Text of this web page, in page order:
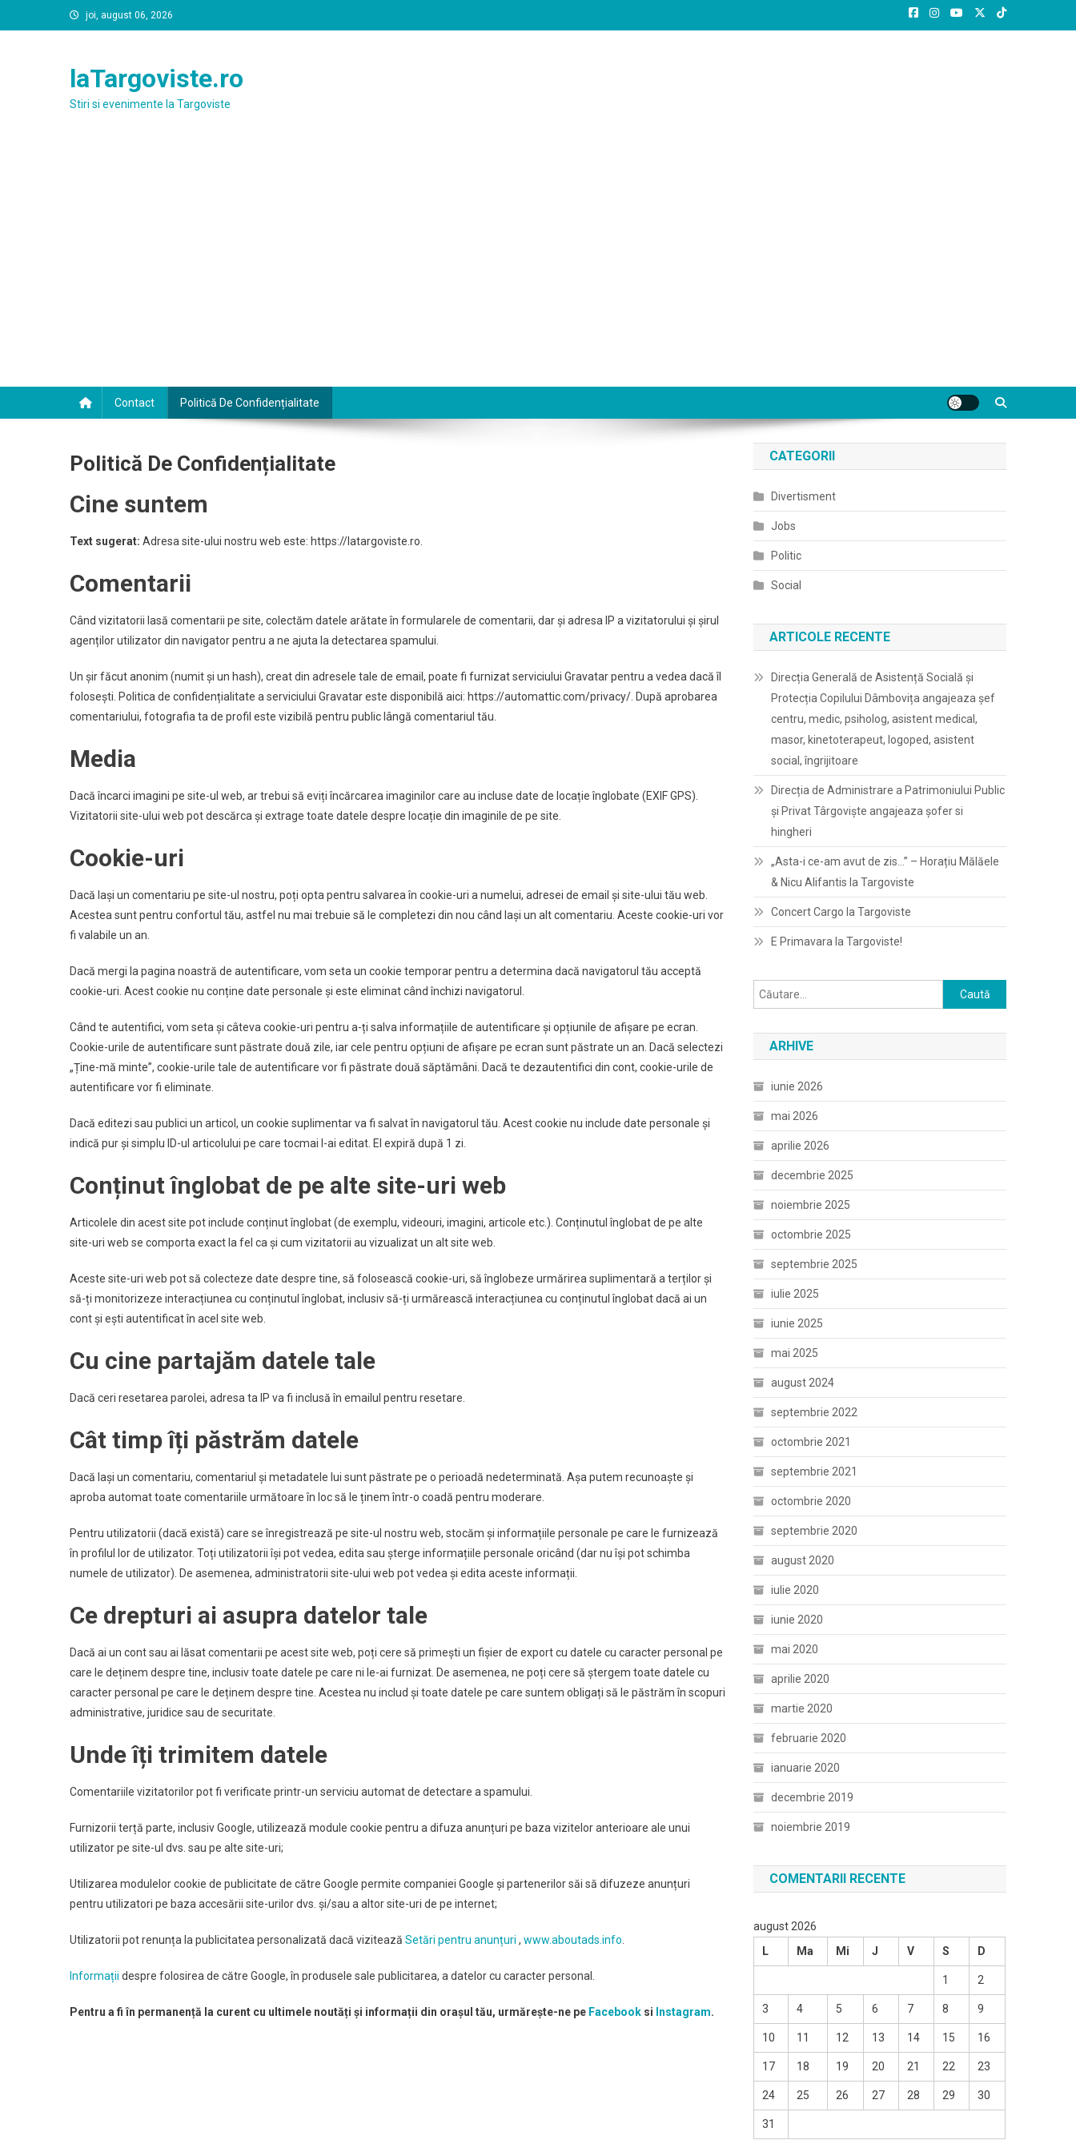
to
joi, august 06, 2026
laTargoviste.ro
Stiri si evenimente la Targoviste
Contact Politică De Confidențialitate
Politică De Confidențialitate
Cine suntem
Text sugerat: Adresa site-ului nostru web este: https://latargoviste.ro.
Comentarii
Când vizitatorii lasă comentarii pe site, colectăm datele arătate în formularele de comentarii, dar și adresa IP a vizitatorului și șirul
agenților utilizator din navigator pentru a ne ajuta la detectarea spamului.
Un șir făcut anonim (numit și un hash), creat din adresele tale de email, poate fi furnizat serviciului Gravatar pentru a vedea dacă îl
folosești. Politica de confidențialitate a serviciului Gravatar este disponibilă aici: https://automattic.com/privacy/. După aprobarea
comentariului, fotografia ta de profil este vizibilă pentru public lângă comentariul tău.
Media
Dacă încarci imagini pe site-ul web, ar trebui să eviți încărcarea imaginilor care au incluse date de locație înglobate (EXIF GPS).
Vizitatorii site-ului web pot descărca și extrage toate datele despre locație din imaginile de pe site.
Cookie-uri
Dacă lași un comentariu pe site-ul nostru, poți opta pentru salvarea în cookie-uri a numelui, adresei de email și site-ului tău web.
Acestea sunt pentru confortul tău, astfel nu mai trebuie să le completezi din nou când lași un alt comentariu. Aceste cookie-uri vor
fi valabile un an.
Dacă mergi la pagina noastră de autentificare, vom seta un cookie temporar pentru a determina dacă navigatorul tău acceptă
cookie-uri. Acest cookie nu conține date personale și este eliminat când închizi navigatorul.
Când te autentifici, vom seta și câteva cookie-uri pentru a-ți salva informațiile de autentificare și opțiunile de afișare pe ecran.
Cookie-urile de autentificare sunt păstrate două zile, iar cele pentru opțiuni de afișare pe ecran sunt păstrate un an. Dacă selectezi
„Ține-mă minte”, cookie-urile tale de autentificare vor fi păstrate două săptămâni. Dacă te dezautentifici din cont, cookie-urile de
autentificare vor fi eliminate.
Dacă editezi sau publici un articol, un cookie suplimentar va fi salvat în navigatorul tău. Acest cookie nu include date personale și
indică pur și simplu ID-ul articolului pe care tocmai l-ai editat. El expiră după 1 zi.
Conținut înglobat de pe alte site-uri web
Articolele din acest site pot include conținut înglobat (de exemplu, videouri, imagini, articole etc.). Conținutul înglobat de pe alte
site-uri web se comporta exact la fel ca și cum vizitatorii au vizualizat un alt site web.
Aceste site-uri web pot să colecteze date despre tine, să folosească cookie-uri, să înglobeze urmărirea suplimentară a terților și
să-ți monitorizeze interacțiunea cu conținutul înglobat, inclusiv să-ți urmărească interacțiunea cu conținutul înglobat dacă ai un
cont și ești autentificat în acel site web.
Cu cine partajăm datele tale
Dacă ceri resetarea parolei, adresa ta IP va fi inclusă în emailul pentru resetare.
Cât timp îți păstrăm datele
Dacă lași un comentariu, comentariul și metadatele lui sunt păstrate pe o perioadă nedeterminată. Așa putem recunoaște și
aproba automat toate comentariile următoare în loc să le ținem într-o coadă pentru moderare.
Pentru utilizatorii (dacă există) care se înregistrează pe site-ul nostru web, stocăm și informațiile personale pe care le furnizează
în profilul lor de utilizator. Toți utilizatorii își pot vedea, edita sau șterge informațiile personale oricând (dar nu își pot schimba
numele de utilizator). De asemenea, administratorii site-ului web pot vedea și edita aceste informații.
Ce drepturi ai asupra datelor tale
Dacă ai un cont sau ai lăsat comentarii pe acest site web, poți cere să primești un fișier de export cu datele cu caracter personal pe
care le deținem despre tine, inclusiv toate datele pe care ni le-ai furnizat. De asemenea, ne poți cere să ștergem toate datele cu
caracter personal pe care le deținem despre tine. Acestea nu includ și toate datele pe care suntem obligați să le păstrăm în scopuri
administrative, juridice sau de securitate.
Unde îți trimitem datele
Comentariile vizitatorilor pot fi verificate printr-un serviciu automat de detectare a spamului.
Furnizorii terță parte, inclusiv Google, utilizează module cookie pentru a difuza anunțuri pe baza vizitelor anterioare ale unui
utilizator pe site-ul dvs. sau pe alte site-uri;
Utilizarea modulelor cookie de publicitate de către Google permite companiei Google și partenerilor săi să difuzeze anunțuri
pentru utilizatori pe baza accesării site-urilor dvs. și/sau a altor site-uri de pe internet;
Utilizatorii pot renunța la publicitatea personalizată dacă vizitează Setări pentru anunțuri , www.aboutads.info
Informații despre folosirea de către Google, în produsele sale publicitarea, a datelor cu caracter personal.
Pentru a fi în permanență la curent cu ultimele noutăți și informații din orașul tău, urmărește-ne pe Facebook si Instagram.
CATEGORII
Divertisment
Jobs
Politic
Social
ARTICOLE RECENTE
Direcția Generală de Asistență Socială și
Protecția Copilului Dâmbovița angajeaza șef
centru, medic, psiholog, asistent medical,
masor, kinetoterapeut, logoped, asistent
social, îngrijitoare
Direcția de Administrare a Patrimoniului Public
și Privat Târgoviște angajeaza șofer si
hingheri
„Asta-i ce-am avut de zis…” – Horațiu Mălăele
& Nicu Alifantis la Targoviste
Concert Cargo la Targoviste
E Primavara la Targoviste!
Caută
după:
ARHIVE
iunie 2026
mai 2026
aprilie 2026
decembrie 2025
noiembrie 2025
octombrie 2025
septembrie 2025
iulie 2025
iunie 2025
mai 2025
august 2024
septembrie 2022
octombrie 2021
septembrie 2021
octombrie 2020
septembrie 2020
august 2020
iulie 2020
iunie 2020
mai 2020
aprilie 2020
martie 2020
februarie 2020
ianuarie 2020
decembrie 2019
noiembrie 2019
COMENTARII RECENTE
august 2026
L
Ma Mi J V S D
1 2
3 4 5 6 7 8 9
10 11 12 13 14 15 16
17 18 19 20 21 22 23
24 25 26 27 28 29 30
31